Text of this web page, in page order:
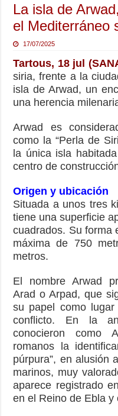
La isla de
el Mediterráneo
17/07/2025
Tartous, 18 jul
siria, frente a la
isla de Arwad, un
una herencia
Arwad es
como la “Perla de
la única isla
centro de
Origen y ubicación
Situada a unos tres
tiene una superficie
cuadrados. Su forma
máxima de 750
metros.
El nombre Arwad
Arad o Arpad, que
su papel como
conflicto. En la
conocieron como
romanos la
púrpura”, en alusión
marinos, muy
aparece registrado
en el Reino de Ebla y